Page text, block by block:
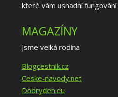
které vám usnadní fungování
MAGAZÍNY
Jsme velká rodina
Blogcestnik.cz
Ceske-navody.net
Dobryden.eu